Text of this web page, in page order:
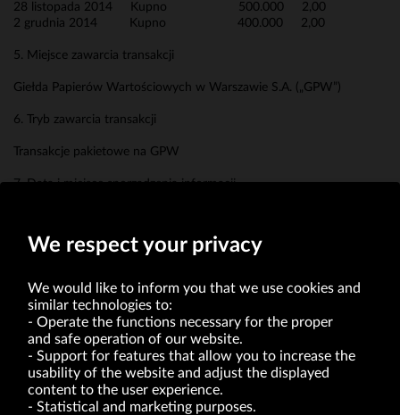
28 listopada 2014 Kupno 500.000 2,00
2 grudnia 2014 Kupno 400.000 2,00
5. Miejsce zawarcia transakcji
Giełda Papierów Wartościowych w Warszawie S.A. („GPW”)
6. Tryb zawarcia transakcji
Transakcje pakietowe na GPW
7. Data i miejsce sporządzenia informacji
VRG S.A. | 10 Pilotów Street | 31-462 Kraków
Tax Identification Number: 675-000-03-61
District Court for Kraków-Śródmieście in Kraków
XI Economic Department of the National Court Register number 0000047082
We respect your privacy
We would like to inform you that we use cookies and
similar technologies to:
Operate the functions necessary for the proper
and safe operation of our website.
Support for features that allow you to increase the
usability of the website and adjust the displayed
content to the user experience.
Statistical and marketing purposes.